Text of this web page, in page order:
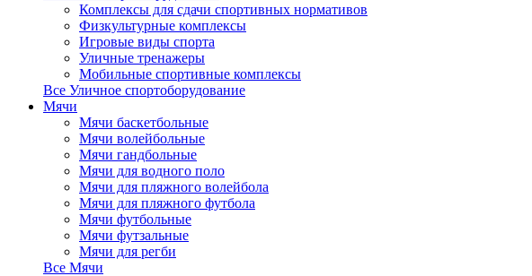
Комплексы для сдачи спортивных нормативов
Физкультурные комплексы
Игровые виды спорта
Уличные тренажеры
Мобильные спортивные комплексы
Все Уличное спортоборудование
Мячи
Мячи баскетбольные
Мячи волейбольные
Мячи гандбольные
Мячи для водного поло
Мячи для пляжного волейбола
Мячи для пляжного футбола
Мячи футбольные
Мячи футзальные
Мячи для регби
Все Мячи